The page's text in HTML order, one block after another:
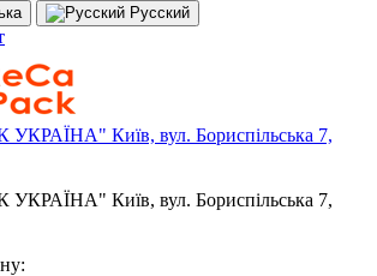
Русский
Київ, вул. Бориспільська 7,
Київ, вул. Бориспільська 7,